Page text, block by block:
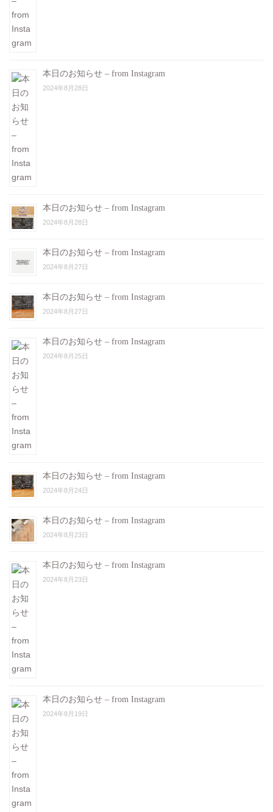
本日のお知らせ – from Instagram
2024年8月28日
本日のお知らせ – from Instagram
2024年8月28日
本日のお知らせ – from Instagram
2024年8月27日
本日のお知らせ – from Instagram
2024年8月27日
本日のお知らせ – from Instagram
2024年8月25日
本日のお知らせ – from Instagram
2024年8月24日
本日のお知らせ – from Instagram
2024年8月23日
本日のお知らせ – from Instagram
2024年8月23日
本日のお知らせ – from Instagram
2024年8月19日